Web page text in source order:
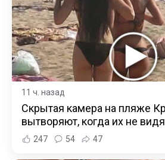
11 ч. назад
Скрытая камера на пляже
вытворяют, когда их не
247 54 47